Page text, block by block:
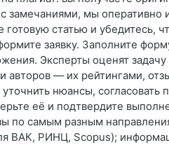
замечаниями, мы
статью и убедитесь,
заявку. Заполните
Эксперты оценят
авторов — их рейтингами,
нюансы, согласовать
её и подтвердите
по самым разным
ВАК, РИНЦ, Scopus);